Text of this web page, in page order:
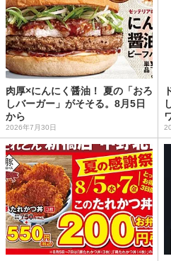
肉厚×にんにく醤油！ 夏の「おろ
しバーガー」がそそる。8月5日
から
2026年7月30日